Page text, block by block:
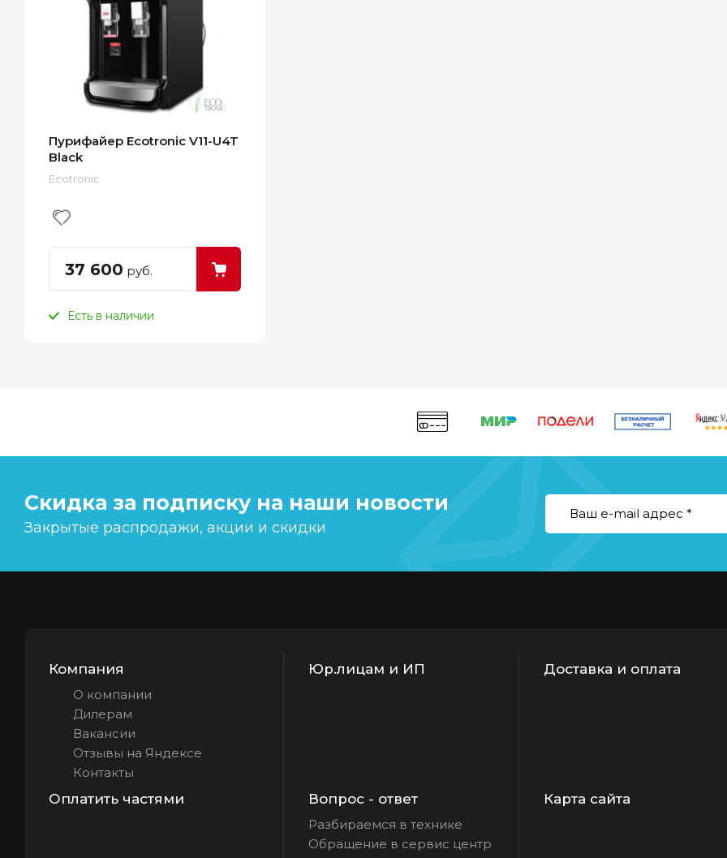
Пурифайер Ecotronic V11-U4T
Black
Ecotronic
37 600 руб.
Есть в наличии
Скидка за подписку на наши новости
Закрытые распродажи, акции и скидки
Компания
О компании
Дилерам
Вакансии
Отзывы на Яндексе
Контакты
Юр.лицам и ИП Доставка и оплата
Оплатить частями Вопрос - ответ
Разбираемся в технике
Обращение в сервис центр
Карта сайта